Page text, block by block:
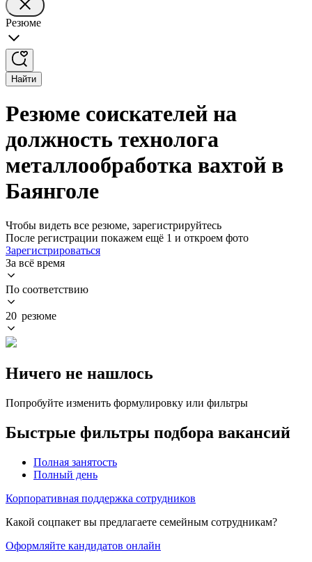
Резюме
Найти
Резюме соискателей на
должность технолога
металлообработка вахтой в
Баянголе
Чтобы видеть все резюме, зарегистрируйтесь
После регистрации покажем ещё 1 и откроем фото
Зарегистрироваться
За всё время
По соответствию
20 резюме
Ничего не нашлось
Попробуйте изменить формулировку или фильтры
Быстрые фильтры подбора вакансий
Полная занятость
Полный день
Корпоративная поддержка сотрудников
Какой соцпакет вы предлагаете семейным сотрудникам?
Оформляйте кандидатов онлайн